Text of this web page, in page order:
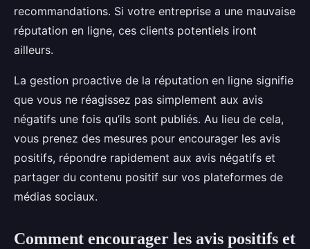
recommandations. Si votre entreprise a une mauvaise
réputation en ligne, ces clients potentiels iront
ailleurs.
La gestion proactive de la réputation en ligne signifie
que vous ne réagissez pas simplement aux avis
négatifs une fois qu’ils sont publiés. Au lieu de cela,
vous prenez des mesures pour encourager les avis
positifs, répondre rapidement aux avis négatifs et
partager du contenu positif sur vos plateformes de
médias sociaux.
Comment encourager les avis positifs et